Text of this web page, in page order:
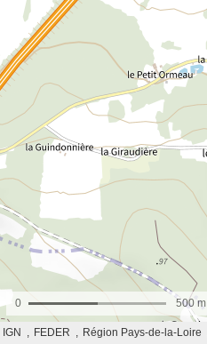
500 m
0
IGN FEDER Région Pays-de-la-Loire